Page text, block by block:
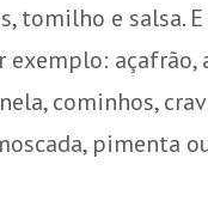
tomilho e salsa.
exemplo: açafrão,
cominhos,
pimenta